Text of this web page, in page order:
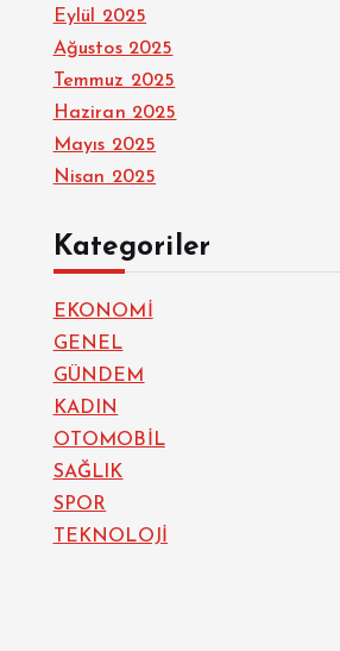
Eylül 2025
Ağustos 2025
Temmuz 2025
Haziran 2025
Mayıs 2025
Nisan 2025
Kategoriler
EKONOMİ
GENEL
GÜNDEM
KADIN
OTOMOBİL
SAĞLIK
SPOR
TEKNOLOJİ